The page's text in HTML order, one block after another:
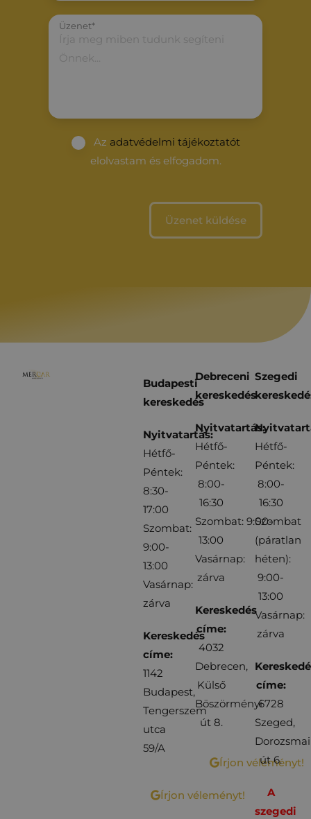
Üzenet*
Az adatvédelmi tájékoztatót
elolvastam és elfogadom.
Budapesti
kereskedés
Nyitvatartás:
Hétfő-
Péntek:
8:30-
17:00
Szombat:
9:00-
13:00
Vasárnap:
zárva
Kereskedés
címe:
1142
Budapest,
Tengerszem
utca
59/A
Írjon véleményt!
Debreceni
kereskedés
Nyitvatartás:
Hétfő-
Péntek:
8:00-
16:30
Szombat: 9:00-
13:00
Vasárnap:
zárva
Kereskedés
címe:
4032
Debrecen,
Külső
Böszörményi
út 8.
Írjon véleményt!
Szegedi
Hétfő-
Péntek:
8:00-
16:30
Szombat
(páratlan
héten):
9:00-
13:00
Vasárnap:
zárva
címe:
6728
Szeged,
Dorozsmai
út 6.
A
szegedi